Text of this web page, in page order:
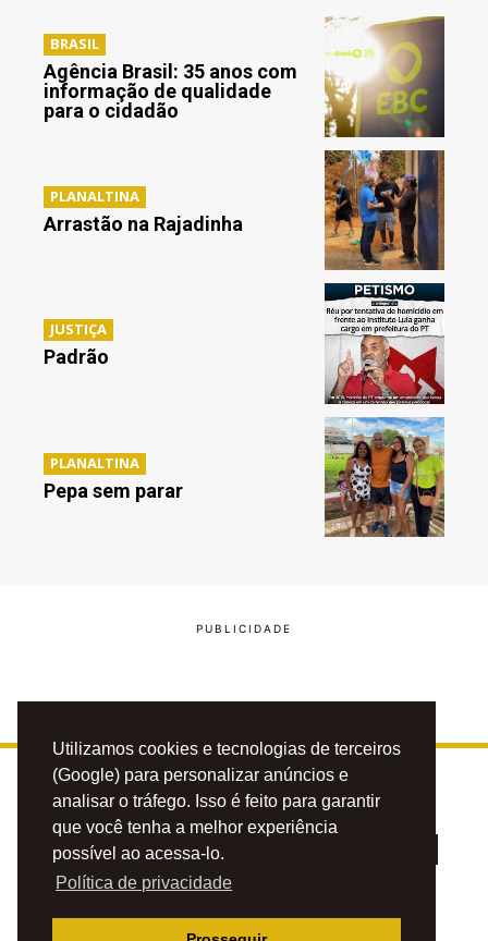
Utilizamos cookies e tecnologias de terceiros
(Google) para personalizar anúncios e
analisar o tráfego. Isso é feito para garantir
que você tenha a melhor experiência
possível ao acessa-lo.
Política de privacidade
BRASIL
Agência Brasil: 35 anos com
informação de qualidade
para o cidadão
PLANALTINA
Arrastão na Rajadinha
JUSTIÇA
Padrão
PLANALTINA
Pepa sem parar
PRIVACIDADE CONTATO